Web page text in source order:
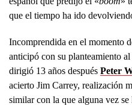
que el tiempo ha ido
Incomprendida en el momento
anticipó con su planteamiento
dirigió 13 años después Peter
acierto Jim Carrey, realización
similar con la que alguna vez